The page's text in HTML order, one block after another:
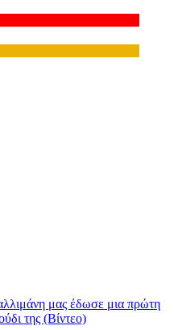
μας έδωσε μια πρώτη
της (Βίντεο)